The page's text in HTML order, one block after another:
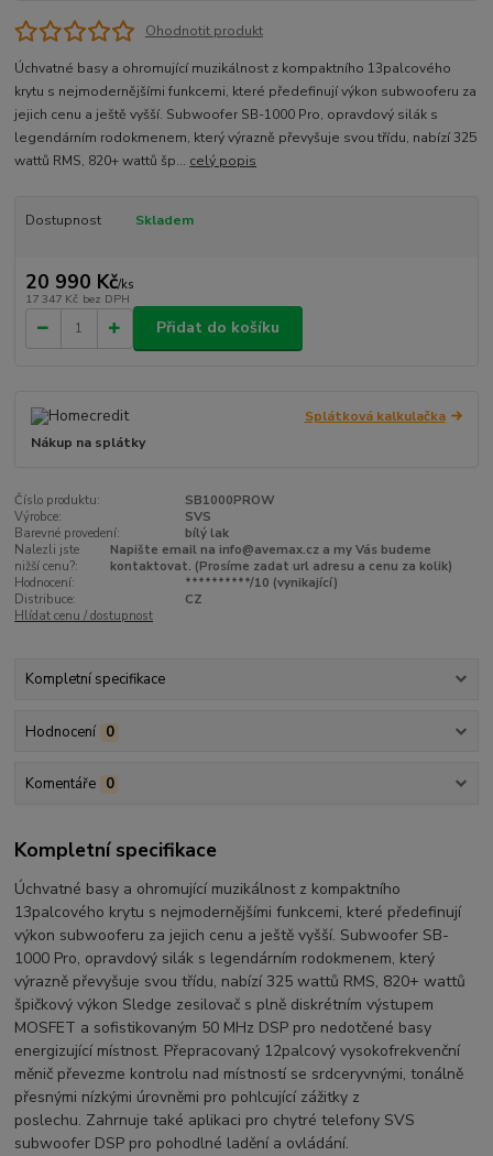
Ohodnotit produkt
Úchvatné basy a ohromující muzikálnost z kompaktního 13palcového
krytu s nejmodernějšími funkcemi, které předefinují výkon subwooferu za
jejich cenu a ještě vyšší. Subwoofer SB-1000 Pro, opravdový silák s
legendárním rodokmenem, který výrazně převyšuje svou třídu, nabízí 325
wattů RMS, 820+ wattů šp... celý popis
Dostupnost Skladem
20 990 Kč/ks
17 347 Kč bez DPH
Přidat do košíku
Splátková kalkulačka
Nákup na splátky
Číslo produktu:
SB1000PROW
Výrobce:
SVS
Barevné provedení:
bílý lak
Nalezli jste
nižší cenu?:
Napište email na info@avemax.cz a my Vás budeme
kontaktovat. (Prosíme zadat url adresu a cenu za kolik)
Hodnocení:
**********/10 (vynikající)
Distribuce:
CZ
Hlídat cenu / dostupnost
Kompletní specifikace
Hodnocení 0
Komentáře 0
Kompletní specifikace
Úchvatné basy a ohromující muzikálnost z kompaktního
13palcového krytu s nejmodernějšími funkcemi, které předefinují
výkon subwooferu za jejich cenu a ještě vyšší. Subwoofer SB-
1000 Pro, opravdový silák s legendárním rodokmenem, který
výrazně převyšuje svou třídu, nabízí 325 wattů RMS, 820+ wattů
špičkový výkon Sledge zesilovač s plně diskrétním výstupem
MOSFET a sofistikovaným 50 MHz DSP pro nedotčené basy
energizující místnost. Přepracovaný 12palcový vysokofrekvenční
měnič převezme kontrolu nad místností se srdceryvnými, tonálně
přesnými nízkými úrovněmi pro pohlcující zážitky z
poslechu. Zahrnuje také aplikaci pro chytré telefony SVS
subwoofer DSP pro pohodlné ladění a ovládání.